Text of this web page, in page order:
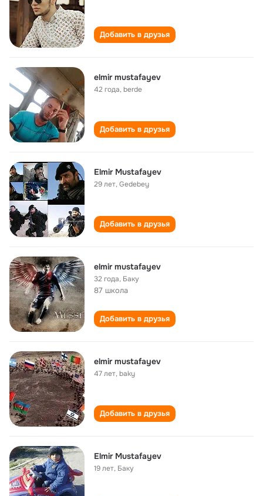
Добавить в друзья
elmir mustafayev
42 года,berde
Добавить в друзья
Elmir Mustafayev
29 лет,Gedebey
Добавить в друзья
elmir mustafayev
32 года, Баку
87 школа
Добавить в друзья
elmir mustafayev
47 лет,baky
Добавить в друзья
Elmir Mustafayev
19 лет, Баку